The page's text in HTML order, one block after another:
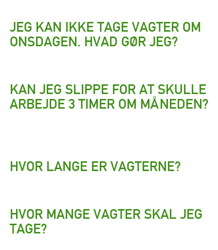
JEG KAN IKKE TAGE VAGTER OM
ONSDAGEN. HVAD GØR JEG?
KAN JEG SLIPPE FOR AT SKULLE
ARBEJDE 3 TIMER OM MÅNEDEN?
HVOR LANGE ER VAGTERNE?
HVOR MANGE VAGTER SKAL JEG
TAGE?